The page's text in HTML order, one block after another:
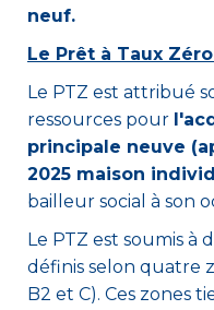
neuf.
Le Prêt à Taux
Le PTZ est attribué
ressources pour
principale neuve
2025 maison
bailleur social à son
Le PTZ est soumis à
définis selon quatre
B2 et C). Ces zones